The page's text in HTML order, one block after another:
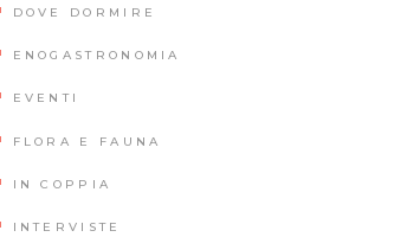
DOVE DORMIRE
ENOGASTRONOMIA
EVENTI
FLORA E FAUNA
IN COPPIA
INTERVISTE